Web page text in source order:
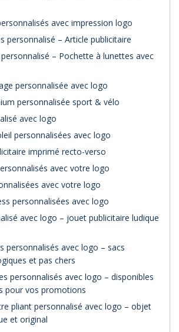
avec impression logo
personnalisé – Article publicitaire
– Pochette à lunettes avec
personnalisée avec logo
personnalisée sport & vélo
avec logo
personnalisées avec logo
imprimé recto-verso
avec votre logo
avec votre logo
personnalisées avec logo
avec logo – jouet publicitaire ludique
personnalisés avec logo – sacs
et pas chers
personnalisés avec logo – disponibles
pour vos promotions
pliant personnalisé avec logo – objet
et original